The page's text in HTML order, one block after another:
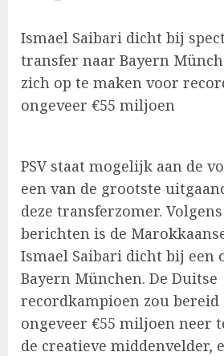
Ismael Saibari dicht bij
transfer naar Bayern
zich op te maken voor
ongeveer €55 miljoen
PSV staat mogelijk aan de
een van de grootste
deze transferzomer.
berichten is de
Ismael Saibari dicht bij een
Bayern München. De Duitse
recordkampioen zou
ongeveer €55 miljoen neer
de creatieve middenvelder,